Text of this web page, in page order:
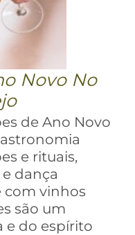
Novo No
de Ano Novo
e rituais,
dança
com vinhos
são um
e do espírito